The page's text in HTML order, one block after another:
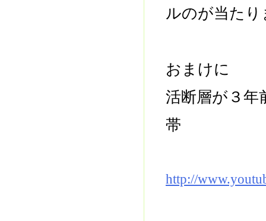
ルのが当た
おまけに
活断層が３
帯
http://